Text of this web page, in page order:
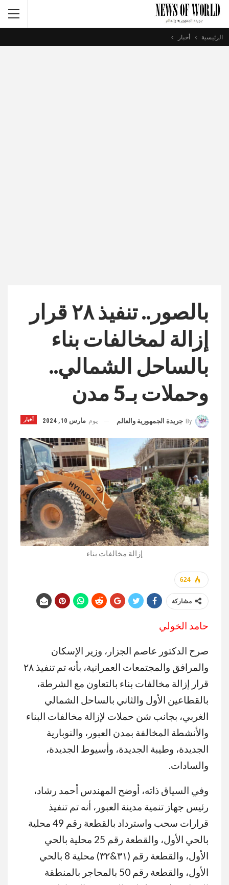
الرئيسية أخبار
بالصور.. تنفيذ ٢٨ قرار
إزالة لمخالفات بناء
بالساحل الشمالي..
وحملات بـ5 مدن
أخبار By جريدة الجمهورية والعالم يوم مارس 10, 2024
إزالة مخالفات بناء
624
مشاركة
حامد الخولي
صرح الدكتور عاصم الجزار، وزير الإسكان
والمرافق والمجتمعات العمرانية، بأنه تم تنفيذ ٢٨
قرار إزالة مخالفات بناء بالتعاون مع الشرطة،
بالقطاعين الأول والثاني بالساحل الشمالي
الغربي، بجانب شن حملات لإزالة مخالفات البناء
والأنشطة المخالفة بمدن العبور، والنوبارية
الجديدة، وطيبة الجديدة، وأسيوط الجديدة،
والسادات.
وفي السياق ذاته، أوضح المهندس أحمد رشاد،
رئيس جهاز تنمية مدينة العبور، أنه تم تنفيذ
قرارات سحب واسترداد بالقطعة رقم 49 محلية
بالحي الأول، والقطعة رقم 25 محلية بالحي
الأول، والقطعة رقم (٣١&٣٢) محلية 8 بالحي
الأول، والقطعة رقم 50 بالمحاجر بالمنطقة